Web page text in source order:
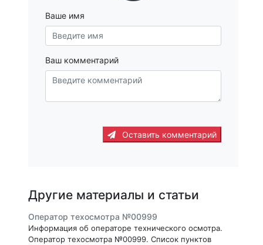
Ваше имя
Ваш комментарий
Оставить комментарий
Другие материалы и статьи
Оператор техосмотра №00999
Информация об операторе технического осмотра.
Оператор техосмотра №00999. Список пунктов